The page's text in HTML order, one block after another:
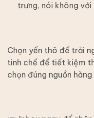
trưng, nói không với
Chọn yến thô để trải
tinh chế để tiết kiệm
chọn đúng nguồn